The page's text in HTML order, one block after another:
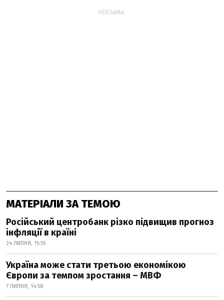
РЕКЛАМА:
МАТЕРІАЛИ ЗА ТЕМОЮ
Російський центробанк різко підвищив прогноз
інфляції в країні
24 ЛИПНЯ, 15:55
Україна може стати третьою економікою
Європи за темпом зростання – МВФ
7 ЛИПНЯ, 14:58